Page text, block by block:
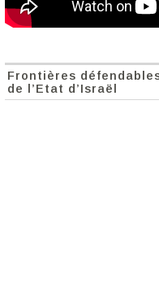
Frontières
de l’Etat d’Israël